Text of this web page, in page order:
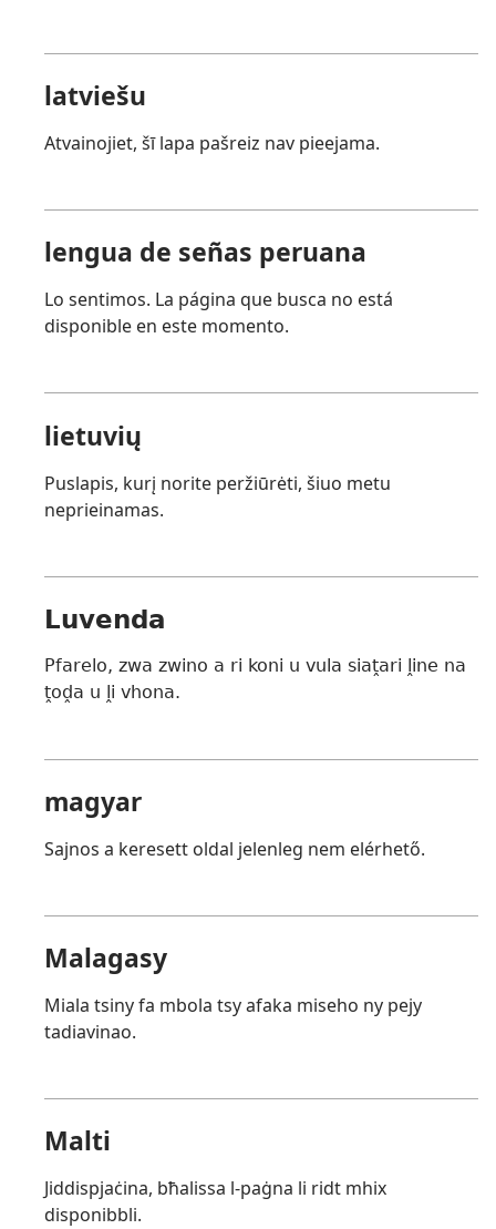
latviešu
Atvainojiet, šī lapa pašreiz nav pieejama.
lengua de señas peruana
Lo sentimos. La página que busca no está
disponible en este momento.
lietuvių
Puslapis, kurį norite peržiūrėti, šiuo metu
neprieinamas.
Luvenda
Pfarelo, zwa zwino a ri koni u vula siaṱari ḽine na
ṱoḓa u ḽi vhona.
magyar
Sajnos a keresett oldal jelenleg nem elérhető.
Malagasy
Miala tsiny fa mbola tsy afaka miseho ny pejy
tadiavinao.
Malti
Jiddispjaċina, bħalissa l-paġna li ridt mhix
disponibbli.